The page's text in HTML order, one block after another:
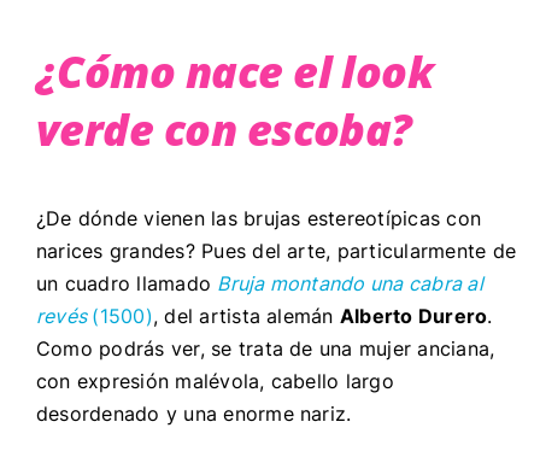
¿Cómo nace el look
verde con escoba?
¿De dónde vienen las brujas estereotípicas con
narices grandes? Pues del arte, particularmente de
un cuadro llamado Bruja montando una cabra al
revés (1500), del artista alemán Alberto Durero.
Como podrás ver, se trata de una mujer anciana,
con expresión malévola, cabello largo
desordenado y una enorme nariz.